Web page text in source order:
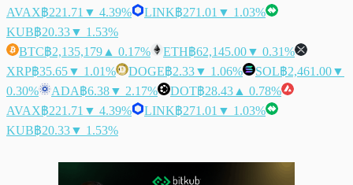
AVAX฿221.71 ▼ 4.39% LINK฿271.01 ▼ 1.03%
KUB฿20.33▼ 1.53%
BTC฿2,135,179 ▲ 0.17% ETH฿62,145.00▼ 0.31%
XRP฿35.65▼ 1.01% DOGE฿2.33▼ 1.06% SOL฿2,461.00▼
0.30%
ADA฿6.38▼ 2.17% DOT฿28.43 ▲ 0.78%
AVAX฿221.71 ▼ 4.39% LINK฿271.01 ▼ 1.03%
KUB฿20.33▼ 1.53%